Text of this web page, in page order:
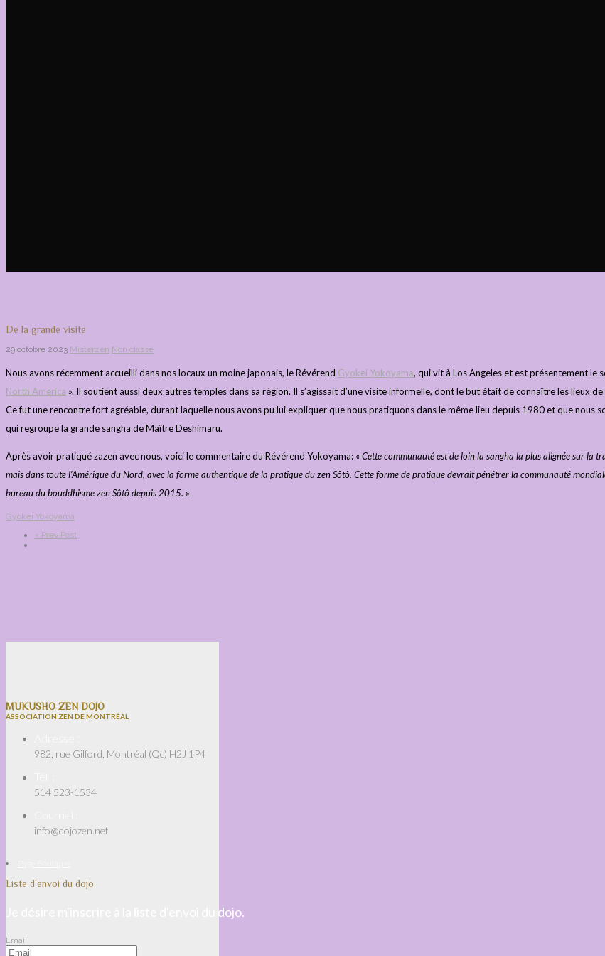
De la grande visite
29 octobre 2023 Misterzen Non classé
Nous avons récemment accueilli dans nos locaux un moine japonais, le Révérend Gyokei Yokoyama, qui vit à Los Angeles et est présentement le
North America ». Il soutient aussi deux autres temples dans sa région. Il s’agissait d’une visite informelle, dont le but était de connaître les lieux
Ce fut une rencontre fort agréable, durant laquelle nous avons pu lui expliquer que nous pratiquons dans le même lieu depuis 1980 et que nous
qui regroupe la grande sangha de Maître Deshimaru.
Après avoir pratiqué zazen avec nous, voici le commentaire du Révérend Yokoyama: « Cette communauté est de loin la sangha la plus alignée sur la
mais dans toute l’Amérique du Nord, avec la forme authentique de la pratique du zen Sôtô. Cette forme de pratique devrait pénétrer la communauté
bureau du bouddhisme zen Sôtô depuis 2015. »
Gyokei Yokoyama
« Prev Post
MUKUSHO ZEN DOJO
ASSOCIATION ZEN DE MONTRÉAL
982, rue Gilford, Montréal (Qc) H2J 1P4
514 523-1534
info@dojozen.net
Liste d'envoi du dojo
Je désire m'inscrire à la liste d'envoi du dojo.
Email